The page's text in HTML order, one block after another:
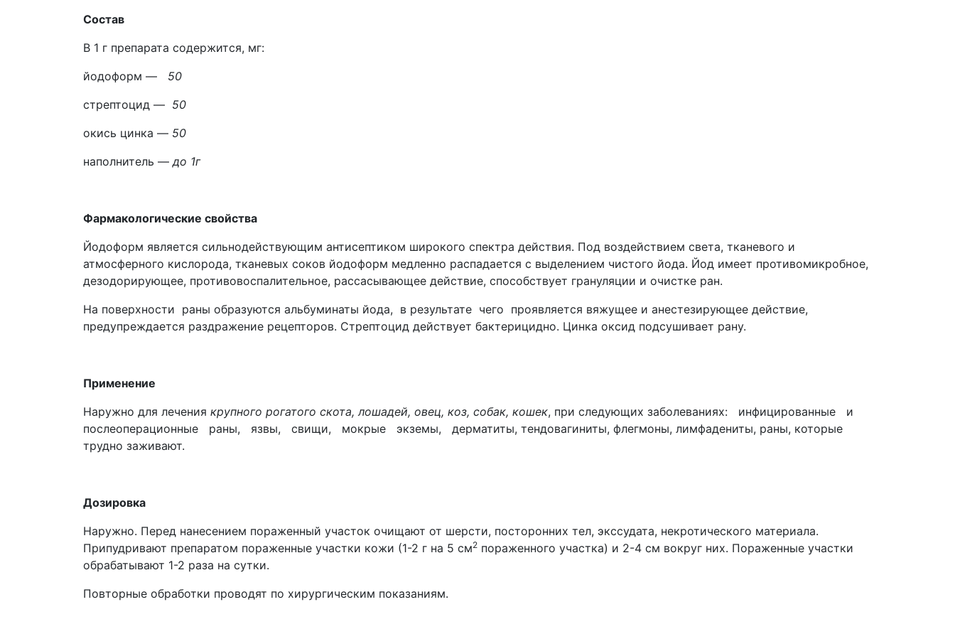
Состав
В 1 г препарата содержится, мг:
йодоформ — 50
стрептоцид — 50
окись цинка — 50
наполнитель —до 1г
Фармакологические свойства
Йодоформ является сильнодействующим антисептиком широкого спектра действия. Под воздействием света, тканевого и
атмосферного кислорода, тканевых соков йодоформ медленно распадается с выделением чистого йода. Йод имеет противомикробное,
дезодорирующее, противовоспалительное, рассасывающее действие, способствует грануляции и очистке ран.
На поверхности раны образуются альбуминаты йода, в результате чего проявляется вяжущее и анестезирующее действие,
предупреждается раздражение рецепторов. Стрептоцид действует бактерицидно. Цинка оксид подсушивает рану.
Применение
Наружно для лечения крупного рогатого скота, лошадей, овец, коз, собак, кошек, при следующих заболеваниях: инфицированные и
послеоперационные раны, язвы, свищи, мокрые экземы, дерматиты, тендовагиниты, флегмоны, лимфадениты, раны, которые
трудно заживают.
Дозировка
Наружно. Перед нанесением пораженный участок очищают от шерсти, посторонних тел, экссудата, некротического материала.
Припудривают препаратом пораженные участки кожи (1-2 г на 5 см2 пораженного участка) и 2-4 см вокруг них. Пораженные участки
обрабатывают 1-2 раза на сутки.
Повторные обработки проводят по хирургическим показаниям.